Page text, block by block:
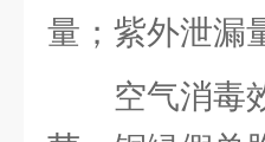
量；紫外泄漏
空气消毒